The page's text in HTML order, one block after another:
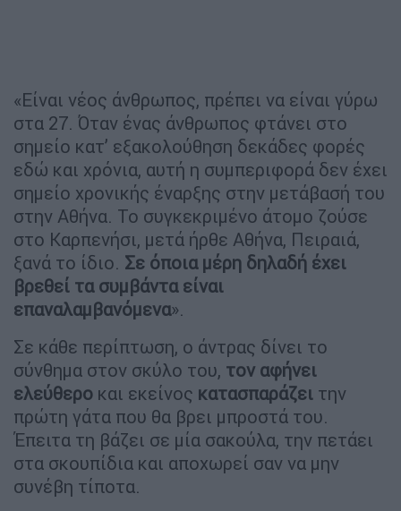
«Είναι νέος άνθρωπος, πρέπει να είναι γύρω
στα 27. Όταν ένας άνθρωπος φτάνει στο
σημείο κατ’ εξακολούθηση δεκάδες φορές
εδώ και χρόνια, αυτή η συμπεριφορά δεν έχει
σημείο χρονικής έναρξης στην μετάβασή του
στην Αθήνα. Το συγκεκριμένο άτομο ζούσε
στο Καρπενήσι, μετά ήρθε Αθήνα, Πειραιά,
ξανά το ίδιο. Σε όποια μέρη δηλαδή έχει
βρεθεί τα συμβάντα είναι
επαναλαμβανόμενα».
Σε κάθε περίπτωση, ο άντρας δίνει το
σύνθημα στον σκύλο του, τον αφήνει
ελεύθερο και εκείνος κατασπαράζει την
πρώτη γάτα που θα βρει μπροστά του.
Έπειτα τη βάζει σε μία σακούλα, την πετάει
στα σκουπίδια και αποχωρεί σαν να μην
συνέβη τίποτα.